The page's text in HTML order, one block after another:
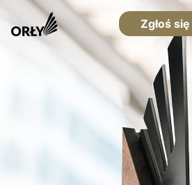
Zgłoś się